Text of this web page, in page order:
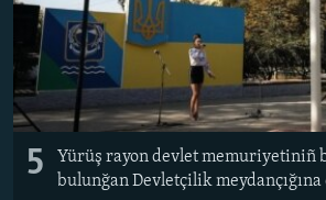
5
Yürüş rayon devlet memuriyetiniñ
bulunğan Devletçilik meydançığına